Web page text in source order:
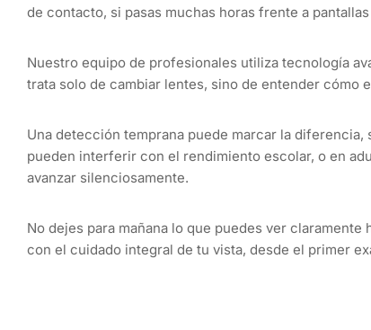
de contacto, si pasas muchas horas frente a
Nuestro equipo de profesionales utiliza tecnología
trata solo de cambiar lentes, sino de entender cómo
Una detección temprana puede marcar la
pueden interferir con el rendimiento escolar, o en
avanzar silenciosamente.
No dejes para mañana lo que puedes ver
con el cuidado integral de tu vista, desde el primer